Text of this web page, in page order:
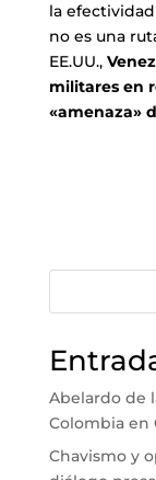
la
no es una
EE.UU.,
militares en
«amenaza»
Abelardo de
Colombia en
Chavismo y